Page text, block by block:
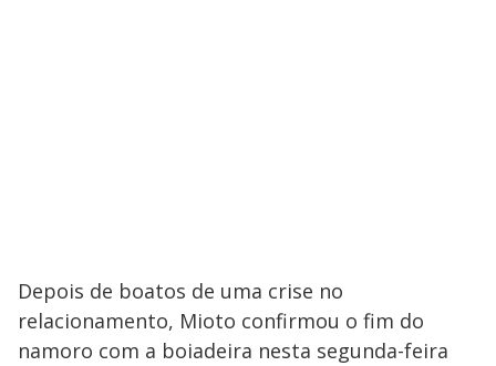
Depois de boatos de uma crise no
relacionamento, Mioto confirmou o fim do
namoro com a boiadeira nesta segunda-feira